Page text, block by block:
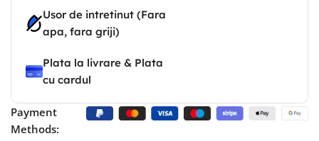
Usor de intretinut (Fara
apa, fara griji)
Plata la livrare & Plata
cu cardul
Payment
Methods: